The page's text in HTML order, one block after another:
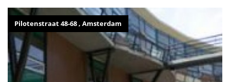
Pilotenstraat 48-68 , Amsterdam